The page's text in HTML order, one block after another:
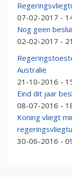
07-02-2017 -
Nog geen
02-02-2017 -
Australië
21-10-2016 -
Eind dit jaar
08-07-2016 -
Koning vliegt
30-06-2016 -